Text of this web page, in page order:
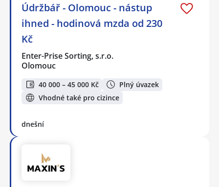
Údržbář - Olomouc - nástup
ihned - hodinová mzda od 230
Kč
Enter-Prise Sorting, s.r.o.
Olomouc
40 000 – 45 000 Kč
Plný úvazek
Vhodné také pro cizince
dnešní